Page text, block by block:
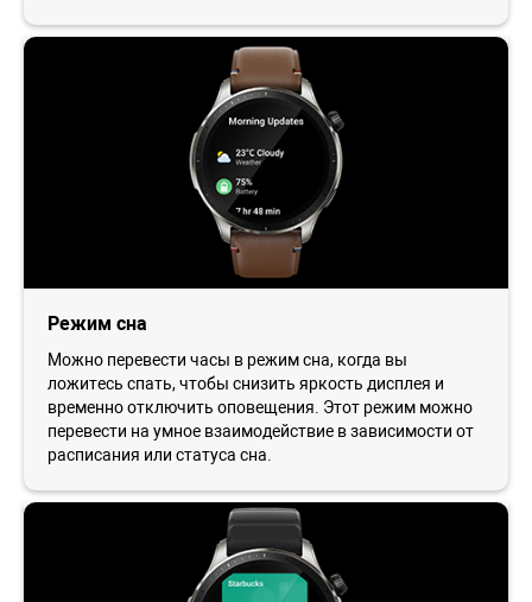
Режим сна
Можно перевести часы в режим сна, когда вы
ложитесь спать, чтобы снизить яркость дисплея и
временно отключить оповещения. Этот режим можно
перевести на умное взаимодействие в зависимости от
расписания или статуса сна.